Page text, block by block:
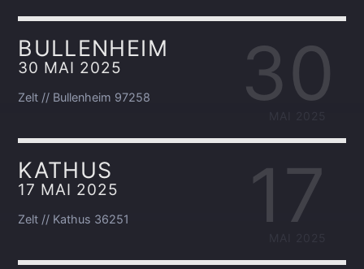
30
BULLENHEIM
30 MAI 2025
Zelt // Bullenheim 97258
17
KATHUS
17 MAI 2025
Zelt // Kathus 36251